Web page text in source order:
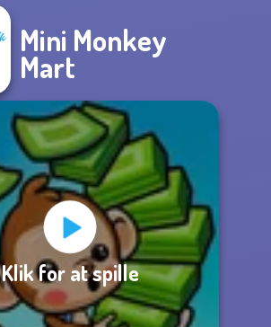
Mini Monkey
Mart
Klik for at spille